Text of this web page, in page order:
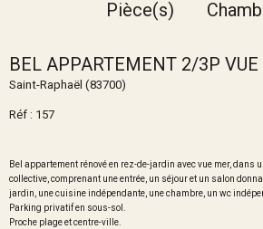
Pièce(s)
BEL APPARTEMENT 2/3P
Saint-Raphaël (83700)
Réf : 157
Bel appartement rénové en rez-de-jardin avec vue mer, dans
collective, comprenant une entrée, un séjour et un salon
jardin, une cuisine indépendante, une chambre, un wc
Parking privatif en sous-sol.
Proche plage et centre-ville.